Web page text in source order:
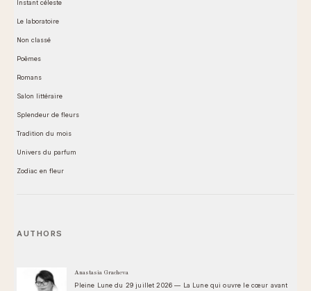
Instant céleste
Le laboratoire
Non classé
Poêmes
Romans
Salon littéraire
Splendeur de fleurs
Tradition du mois
Univers du parfum
Zodiac en fleur
AUTHORS
Anastasia Gracheva
Pleine Lune du 29 juillet 2026 — La Lune qui ouvre le cœur avant